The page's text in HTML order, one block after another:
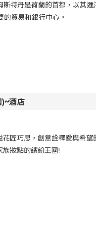
特丹是荷蘭的首都，以其
貿易和銀行中心。
酒店
匠巧思，創意詮釋愛與希
妝點的繽紛王國!